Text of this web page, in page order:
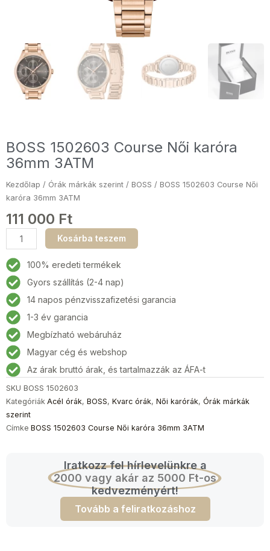
BOSS 1502603 Course Női karóra
36mm 3ATM
Kezdőlap / Órák márkák szerint / BOSS / BOSS 1502603 Course Női
karóra 36mm 3ATM
111 000 Ft
BOSS
1502603
Course
Női
karóra
36mm
3ATM
mennyiség
Kosárba teszem
100% eredeti termékek
Gyors szállítás (2-4 nap)
14 napos pénzvisszafizetési garancia
1-3 év garancia
Megbízható webáruház
Magyar cég és webshop
Az árak bruttó árak, és tartalmazzák az ÁFA-t
SKU BOSS 1502603
Kategóriák Acél órák, BOSS, Kvarc órák, Női karórák, Órák márkák
szerint
Címke BOSS 1502603 Course Női karóra 36mm 3ATM
Iratkozz fel hírlevelünkre a
2000 vagy akár az 5000 Ft-os
kedvezményért!
Tovább a feliratkozáshoz